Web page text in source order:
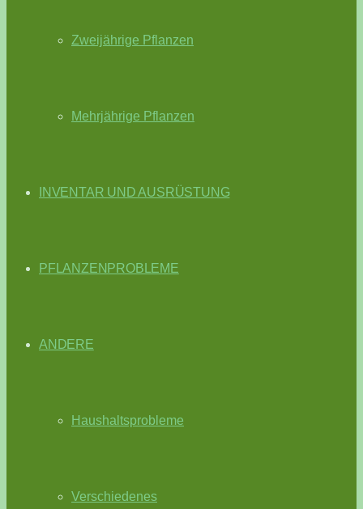
Zweijährige Pflanzen
Mehrjährige Pflanzen
INVENTAR UND AUSRÜSTUNG
PFLANZENPROBLEME
ANDERE
Haushaltsprobleme
Verschiedenes